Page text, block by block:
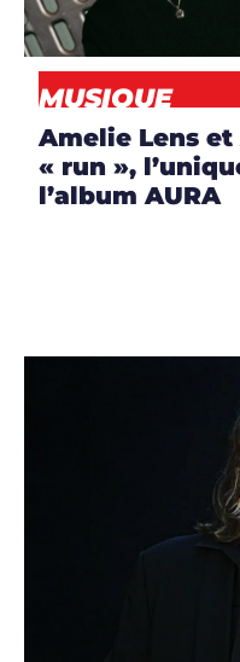
MUSIQUE
Amelie Lens
« run »,
l’album AURA